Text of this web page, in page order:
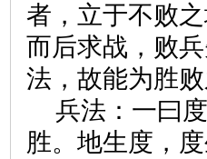
者，立于不败
而后求战，败
法，故能为胜败
兵法：一曰
胜。地生度，